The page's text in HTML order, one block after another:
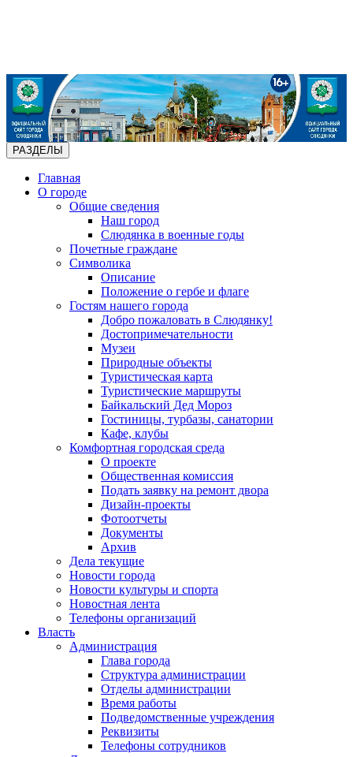
РАЗДЕЛЫ
Главная
О городе
Общие сведения
Наш город
Слюдянка в военные годы
Почетные граждане
Символика
Описание
Положение о гербе и флаге
Гостям нашего города
Добро пожаловать в Слюдянку!
Достопримечательности
Музеи
Природные объекты
Туристическая карта
Туристические маршруты
Байкальский Дед Мороз
Гостиницы, турбазы, санатории
Кафе, клубы
Комфортная городская среда
О проекте
Общественная комиссия
Подать заявку на ремонт двора
Дизайн-проекты
Фотоотчеты
Документы
Архив
Дела текущие
Новости города
Новости культуры и спорта
Новостная лента
Телефоны организаций
Власть
Администрация
Глава города
Структура администрации
Отделы администрации
Время работы
Подведомственные учреждения
Реквизиты
Телефоны сотрудников